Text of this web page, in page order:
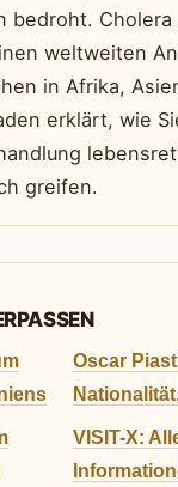
bedroht.
weltweiten
in Afrika,
erklärt, wie
greifen.
Oscar
VISIT-X: